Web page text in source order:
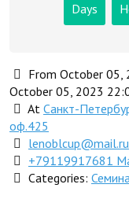
Days
From October
October 05, 2023
At Санкт-
оф.425
lenoblcup@mail.ru
+79119917681
Categories: